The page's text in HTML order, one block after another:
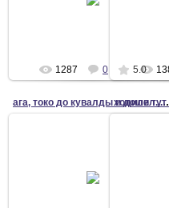
1287 0 5.0
ага, токо до